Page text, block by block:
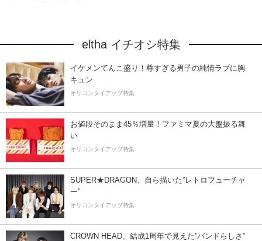
eltha イチオシ特集
イケメンてんこ盛り！尊すぎる男子の純情ラブに胸
キュン
オリコンタイアップ特集
お値段そのまま45％増量！ファミマ夏の大盤振る舞
い
オリコンタイアップ特集
SUPER★DRAGON、自ら描いた”レトロフューチャ
ー”
オリコンタイアップ特集
CROWN HEAD、結成1周年で見えた”バンドらしさ”